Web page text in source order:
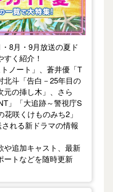
8月・9月放送の夏ド
く紹介！
ノート」、蒼井優「T
北斗「告白－25年目の
元の挿し木」、さら
」「大追跡～警視庁S
咲くけものみち2」
れる新ドラマの情報
や追加キャスト、最新
ートなどを随時更新